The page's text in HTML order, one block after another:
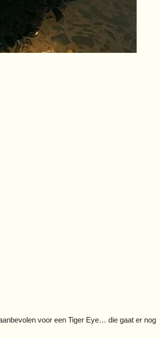
voor een Tiger Eye… die gaat er nog